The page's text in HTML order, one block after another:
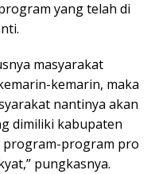
yang telah di
masyarakat
kemarin, maka
nantinya akan
dimiliki kabupaten
program-program pro
pungkasnya.